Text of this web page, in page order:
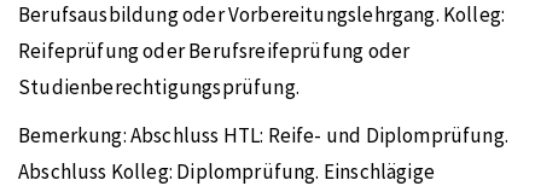
Berufsausbildung oder Vorbereitungslehrgang. Kolleg:
Reifeprüfung oder Berufsreifeprüfung oder
Studienberechtigungsprüfung.
Bemerkung:Abschluss HTL: Reife- und Diplomprüfung.
Abschluss Kolleg: Diplomprüfung. Einschlägige